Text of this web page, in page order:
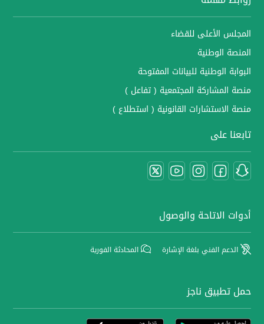
المجلس الأعلى للقضاء
المنصة الوطنية
البوابة الوطنية للبيانات المفتوحة
منصة المشاركة المجتمعية ( تفاعل )
منصة الاستشارات القانونية ( استطلاع )
تابعنا على
أدوات الاتاحة والوصول
الدعم الفني بلغة الإشارة المحادثة الفورية
حمل تطبيق ناجز